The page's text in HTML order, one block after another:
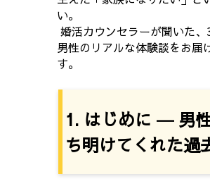
い。
婚活カウンセラーが聞いた、
男性のリアルな体験談をお届
す。
1. はじめに ― 男
ち明けてくれた過